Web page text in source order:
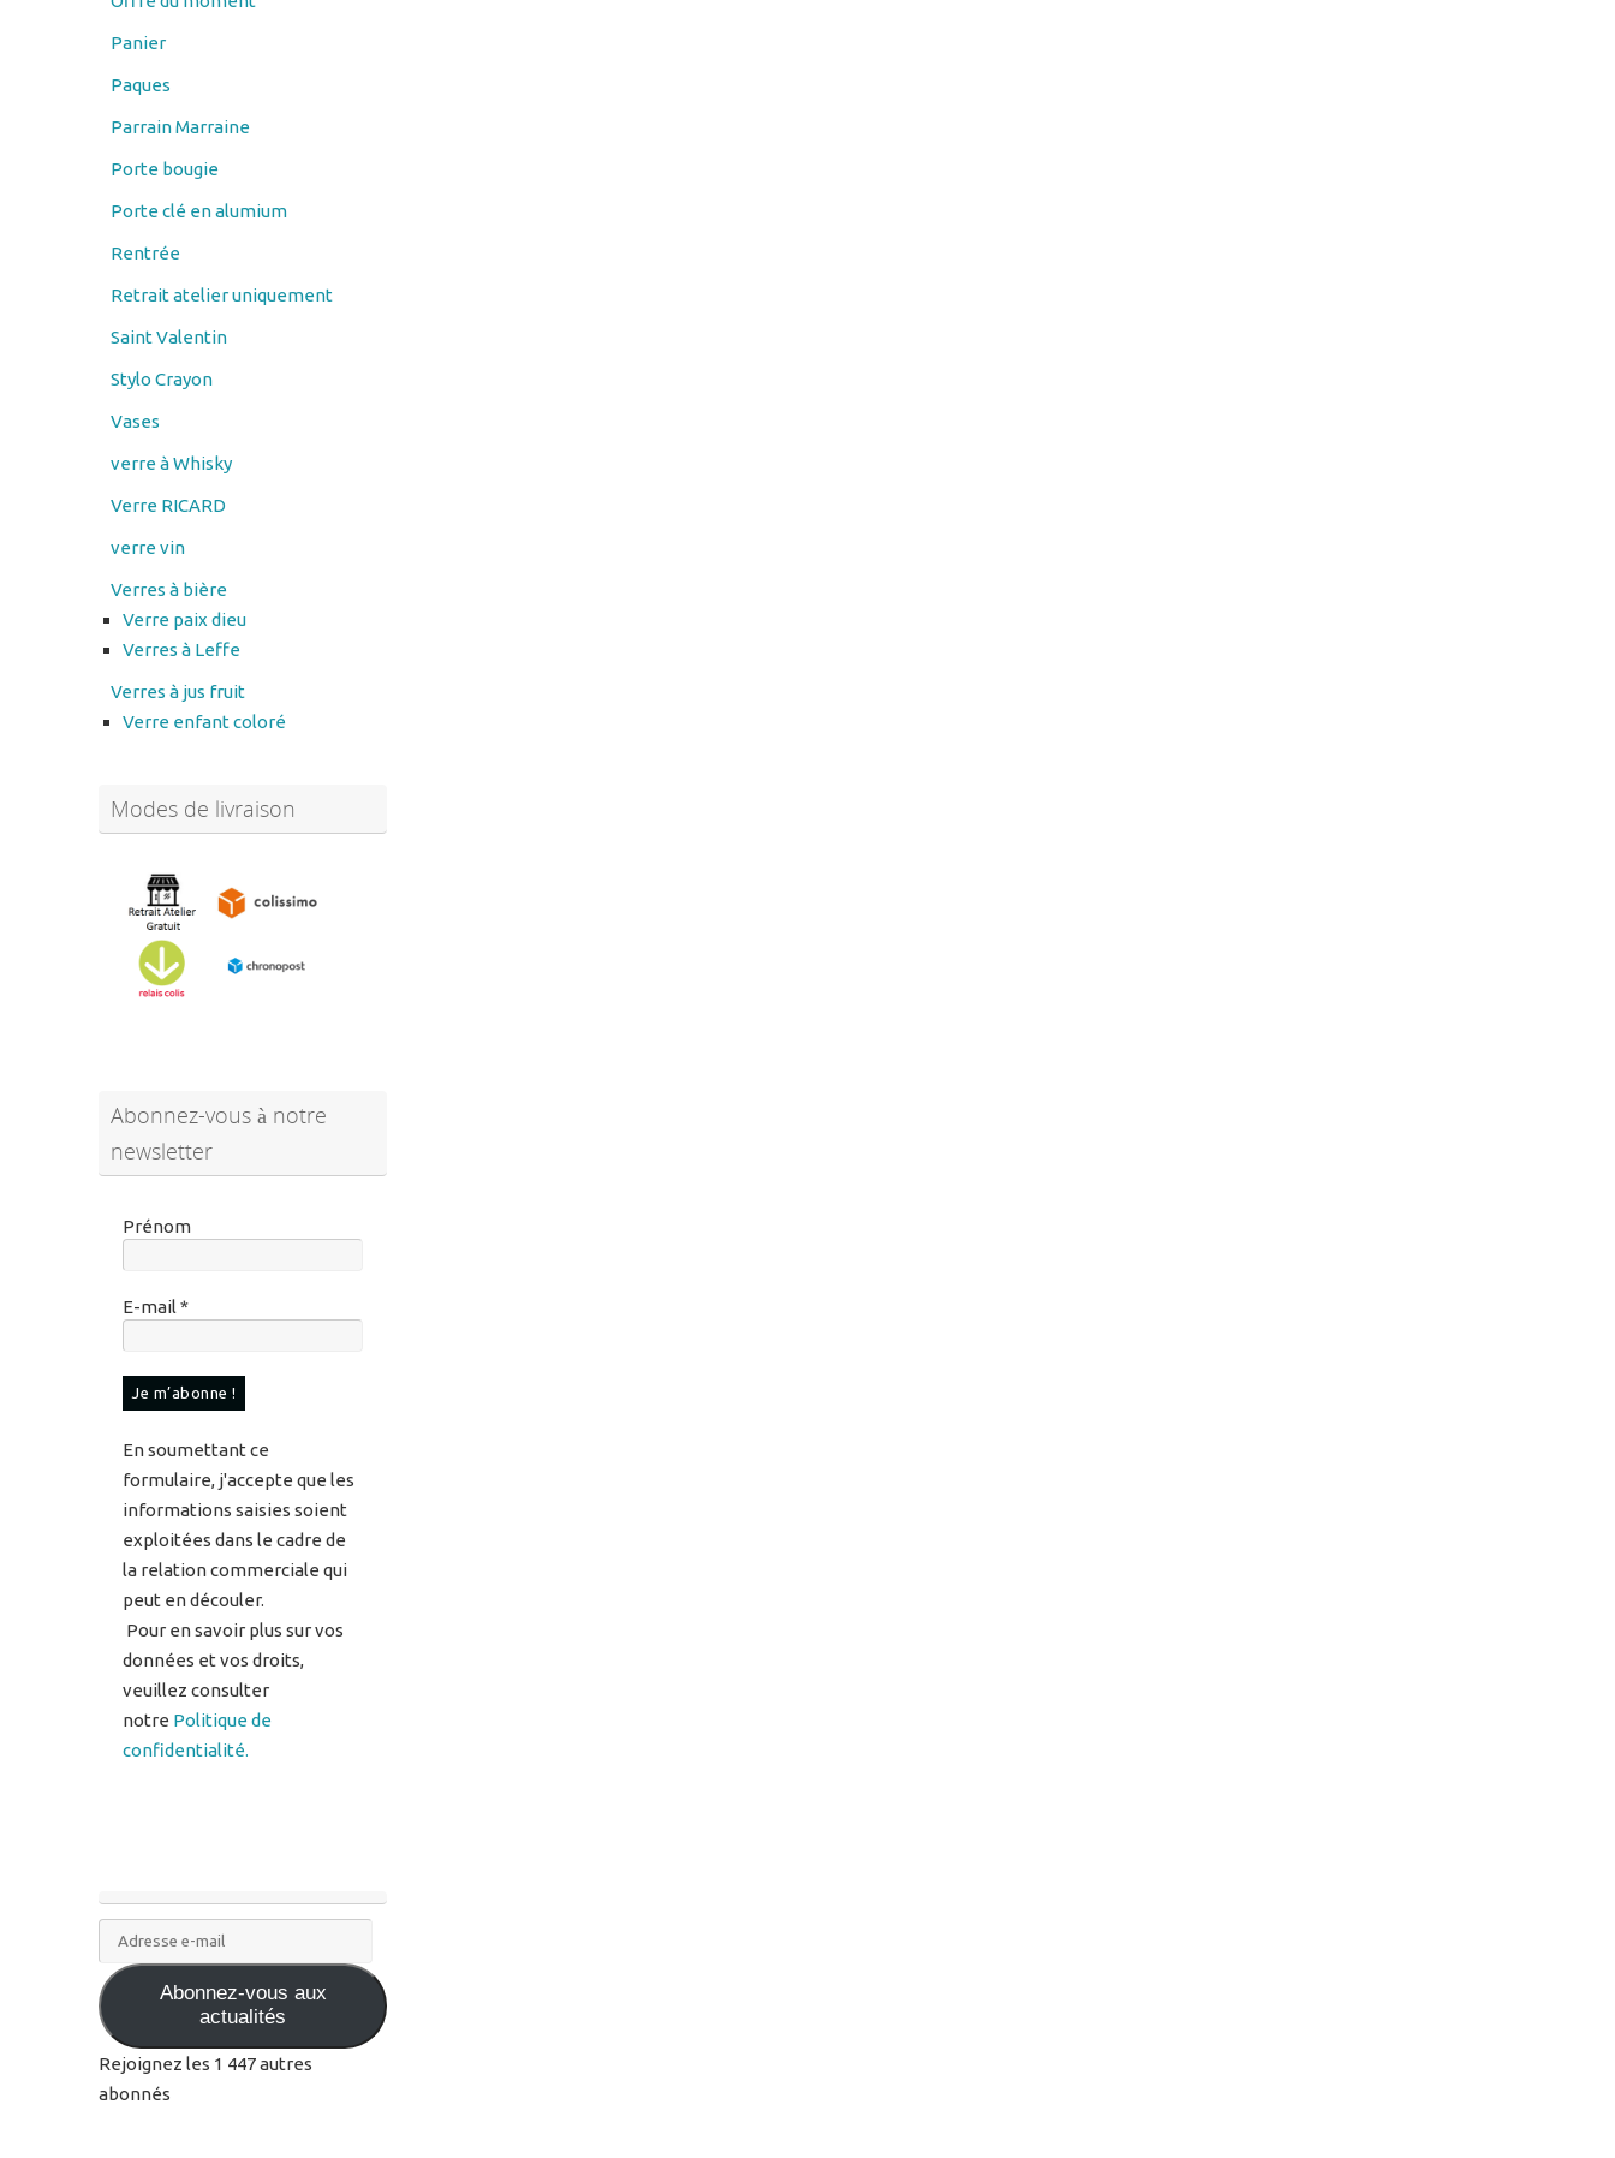
Paques
Parrain Marraine
Porte bougie
Porte clé en alumium
Rentrée
Retrait atelier uniquement
Saint Valentin
Stylo Crayon
Vases
verre à Whisky
Verre RICARD
verre vin
Verres à bière
Verre paix dieu
Verres à Leffe
Verres à jus fruit
Verre enfant coloré
Modes de livraison
Prénom
E-mail*
En soumettant ce
formulaire, j'accepte que les
exploitées dans le cadre de
peut en découler.
Pour en savoir plus sur vos
données et vos droits,
veuillez consulter
notre Politique de
confidentialité.
mail
Abonnez-vous aux
actualités
Rejoignez les 1 447 autres
abonnés